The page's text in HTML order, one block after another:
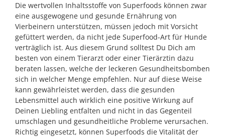
Die wertvollen Inhaltsstoffe von Superfoods können zwar
eine ausgewogene und gesunde Ernährung von
Vierbeinern unterstützen, müssen jedoch mit Vorsicht
gefüttert werden, da nicht jede Superfood-Art für Hunde
verträglich ist. Aus diesem Grund solltest Du Dich am
besten von einem Tierarzt oder einer Tierärztin dazu
beraten lassen, welche der leckeren Gesundheitsbomben
sich in welcher Menge empfehlen. Nur auf diese Weise
kann gewährleistet werden, dass die gesunden
Lebensmittel auch wirklich eine positive Wirkung auf
Deinen Liebling entfalten und nicht in das Gegenteil
umschlagen und gesundheitliche Probleme verursachen.
Richtig eingesetzt, können Superfoods die Vitalität der